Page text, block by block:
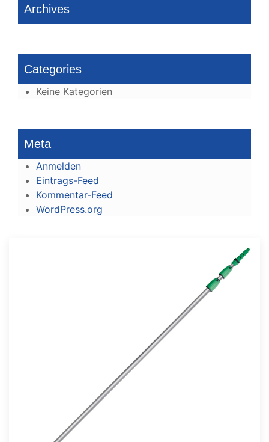
Archives
Categories
Keine Kategorien
Meta
Anmelden
Eintrags-Feed
Kommentar-Feed
WordPress.org